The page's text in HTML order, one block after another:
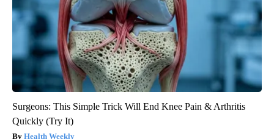
Surgeons: This Simple Trick Will End Knee Pain & Arthritis
Quickly (Try It)
Health Weekly